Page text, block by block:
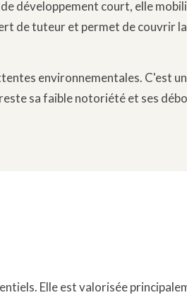
développement court, elle
de tuteur et permet de couvrir
environnementales. C'est
sa faible notoriété et ses
Elle est valorisée